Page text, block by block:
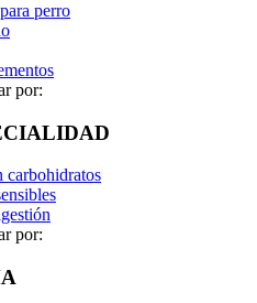
perro
por:
carbohidratos
por: